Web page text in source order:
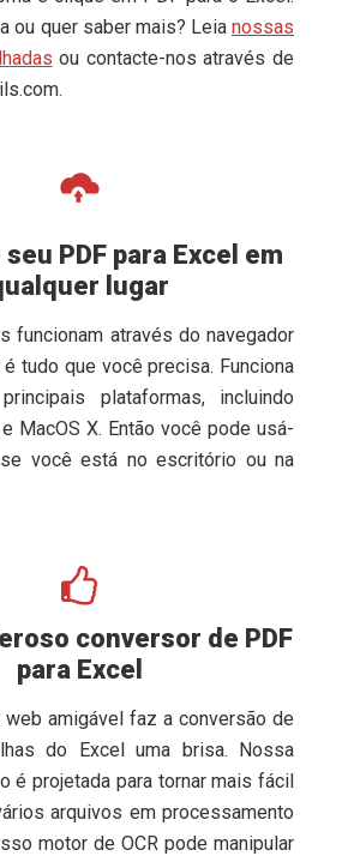
ou quer saber mais? Leia nossas
ou contacte-nos através de
.
PDF para Excel em
lugar
funcionam através do navegador
tudo que você precisa. Funciona
plataformas, incluindo
MacOS X. Então você pode usá-
você está no escritório ou na
conversor de PDF
para Excel
amigável faz a conversão de
do Excel uma brisa. Nossa
é projetada para tornar mais fácil
arquivos em processamento
motor de OCR pode manipular